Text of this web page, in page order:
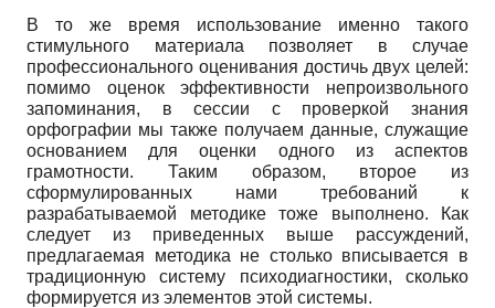
В то же время использование именно такого
стимульного материала позволяет в случае
профессионального оценивания достичь двух целей:
помимо оценок эффективности непроизвольного
запоминания, в сессии с проверкой знания
орфографии мы также получаем данные, служащие
основанием для оценки одного из аспектов
грамотности. Таким образом, второе из
сформулированных нами требований к
разрабатываемой методике тоже выполнено. Как
следует из приведенных выше рассуждений,
предлагаемая методика не столько вписывается в
традиционную систему психодиагностики, сколько
формируется из элементов этой системы.